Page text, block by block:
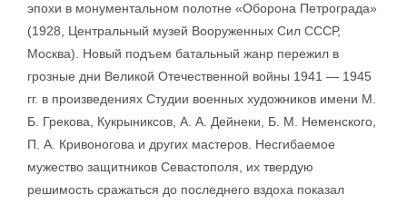
эпохи в монументальном полотне «Оборона Петрограда»
(1928, Центральный музей Вооруженных Сил СССР,
Москва). Новый подъем батальный жанр пережил в
грозные дни Великой Отечественной войны 1941 — 1945
гг. в произведениях Студии военных художников имени М.
Б. Грекова, Кукрыниксов, А. А. Дейнеки, Б. М. Неменского,
П. А. Кривоногова и других мастеров. Несгибаемое
мужество защитников Севастополя, их твердую
решимость сражаться до последнего вздоха показал